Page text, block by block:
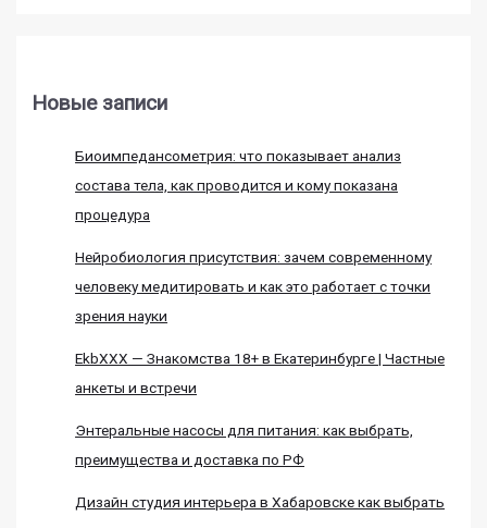
Новые записи
Биоимпедансометрия: что показывает анализ
состава тела, как проводится и кому показана
процедура
Нейробиология присутствия: зачем современному
человеку медитировать и как это работает с точки
зрения науки
EkbXXX — Знакомства 18+ в Екатеринбурге | Частные
анкеты и встречи
Энтеральные насосы для питания: как выбрать,
преимущества и доставка по РФ
Дизайн студия интерьера в Хабаровске как выбрать